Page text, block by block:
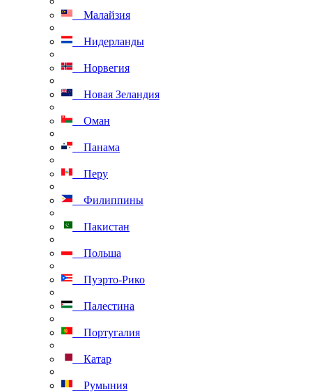
Малайзия
Нидерланды
Норвегия
Новая Зеландия
Оман
Панама
Перу
Филиппины
Пакистан
Польша
Пуэрто-Рико
Палестина
Португалия
Катар
Румыния